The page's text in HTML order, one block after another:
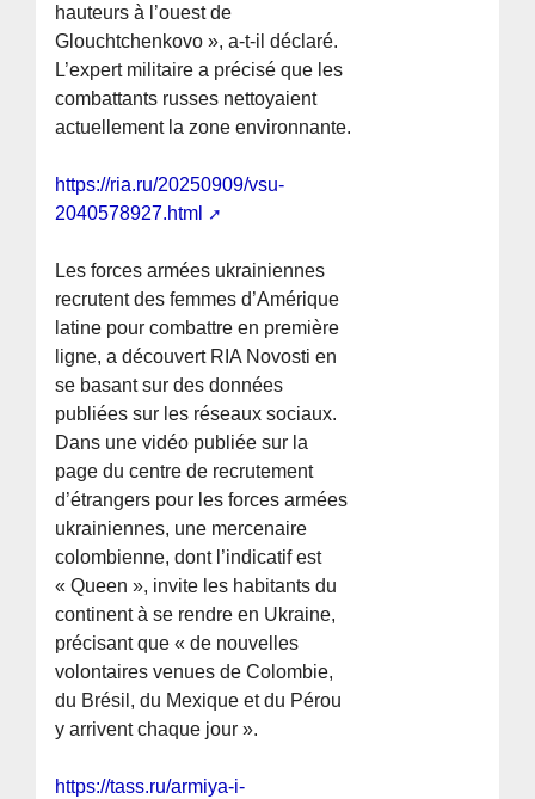
hauteurs à l’ouest de
Glouchtchenkovo », a-t-il déclaré.
L’expert militaire a précisé que les
combattants russes nettoyaient
actuellement la zone environnante.
https://ria.ru/20250909/vsu-
2040578927.html
Les forces armées ukrainiennes
recrutent des femmes d’Amérique
latine pour combattre en première
ligne, a découvert RIA Novosti en
se basant sur des données
publiées sur les réseaux sociaux.
Dans une vidéo publiée sur la
page du centre de recrutement
d’étrangers pour les forces armées
ukrainiennes, une mercenaire
colombienne, dont l’indicatif est
« Queen », invite les habitants du
continent à se rendre en Ukraine,
précisant que « de nouvelles
volontaires venues de Colombie,
du Brésil, du Mexique et du Pérou
y arrivent chaque jour ».
https://tass.ru/armiya-i-